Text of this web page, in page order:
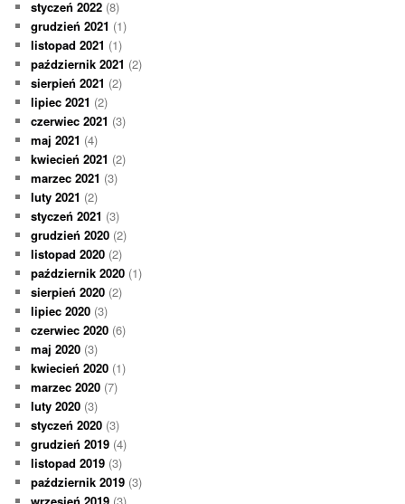
styczeń 2022 (8)
grudzień 2021 (1)
listopad 2021 (1)
październik 2021 (2)
sierpień 2021 (2)
lipiec 2021 (2)
czerwiec 2021 (3)
maj 2021 (4)
kwiecień 2021 (2)
marzec 2021 (3)
luty 2021 (2)
styczeń 2021 (3)
grudzień 2020 (2)
listopad 2020 (2)
październik 2020 (1)
sierpień 2020 (2)
lipiec 2020 (3)
czerwiec 2020 (6)
maj 2020 (3)
kwiecień 2020 (1)
marzec 2020 (7)
luty 2020 (3)
styczeń 2020 (3)
grudzień 2019 (4)
listopad 2019 (3)
październik 2019 (3)